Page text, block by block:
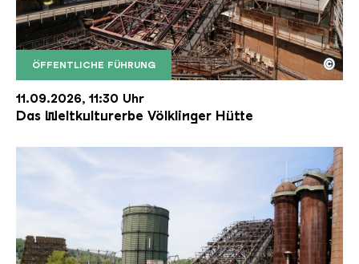
ÖFFENTLICHE FÜHRUNG
Der Erzschrägaufzug der Völklinger Hütte mit
Copyright: Weltkulturerbe Völklinger Hütte | Karl
©
11.09.2026, 11:30 Uhr
Das Weltkulturerbe Völklinger Hütte